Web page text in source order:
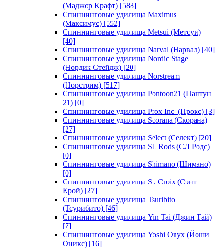
(Маджор Крафт) [588]
Спиннинговые удилища Maximus
(Максимус) [552]
Спиннинговые удилища Metsui (Метсуи)
[40]
Спиннинговые удилища Narval (Нарвал) [40]
Спиннинговые удилища Nordic Stage
(Нордик Стейдж) [20]
Спиннинговые удилища Norstream
(Норстрим) [517]
Спиннинговые удилища Pontoon21 (Пантун
21) [0]
Спиннинговые удилища Prox Inc. (Прокс) [3]
Спиннинговые удилища Scorana (Скорана)
[27]
Спиннинговые удилища Select (Селект) [20]
Спиннинговые удилища SL Rods (СЛ Родс)
[0]
Спиннинговые удилища Shimano (Шимано)
[0]
Спиннинговые удилища St. Croix (Сэнт
Крой) [27]
Спиннинговые удилища Tsuribito
(Тсурибито) [46]
Спиннинговые удилища Yin Tai (Джин Тай)
[7]
Спиннинговые удилища Yoshi Onyx (Йоши
Оникс) [16]